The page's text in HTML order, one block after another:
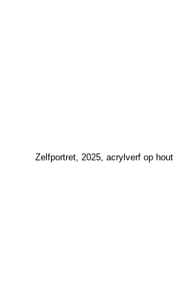
Zelfportret, 2025, acrylverf op hout